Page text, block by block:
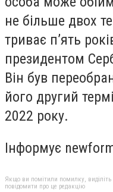
не більше двох
триває п’ять
президентом
Він був
його другий
2022 року.
Інформує
Якщо ви помітили помилку, виділіть
повідомити про це редакцію